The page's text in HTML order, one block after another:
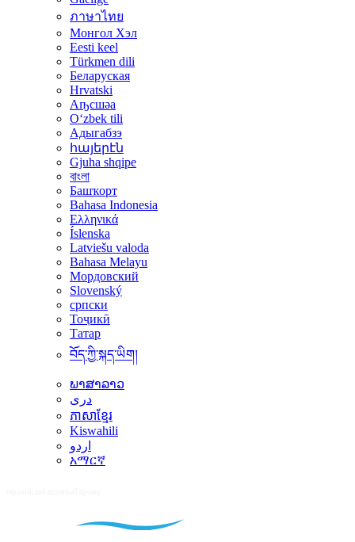
ภาษาไทย
Монгол Хэл
Eesti keel
Türkmen dili
Беларуская
Hrvatski
Аҧсшәа
Oʻzbek tili
Адыгабзэ
հայերէն
Gjuha shqipe
বাংলা
Башҡорт
Bahasa Indonesia
Ελληνικά
Íslenska
Latviešu valoda
Bahasa Melayu
Мордовский
Slovenský
српски
Тоҷикӣ
Татар
བོད་ཀྱི་སྐད་ཡིག།
ພາສາລາວ
دری
ភាសាខ្មែរ
Kiswahili
اردو
አማርኛ